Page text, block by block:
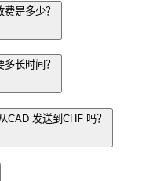
是多少？
长时间？
发送到CHF 吗？